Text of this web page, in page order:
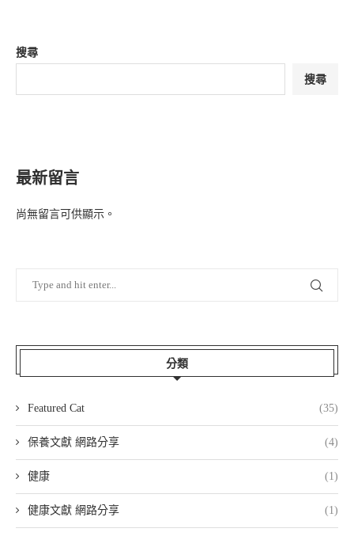
搜尋
搜尋
最新留言
尚無留言可供顯示。
分類
Featured Cat (35)
保養文獻 網路分享 (4)
健康 (1)
健康文獻 網路分享 (1)